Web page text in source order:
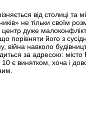
від столиці та
не тільки своїм
дуже
порівняти його з
війна навколо
за адресою: місто
10 є винятком, хоча і